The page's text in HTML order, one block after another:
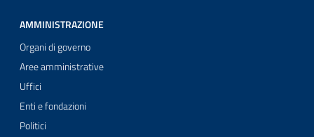
AMMINISTRAZIONE
Organi di governo
Aree amministrative
Uffici
Enti e fondazioni
Politici